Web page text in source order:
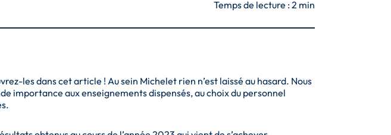
Temps de lecture :2 min
les dans cet article ! Au sein Michelet rien n’est laissé au hasard. Nous
importance aux enseignements dispensés, au choix du personnel